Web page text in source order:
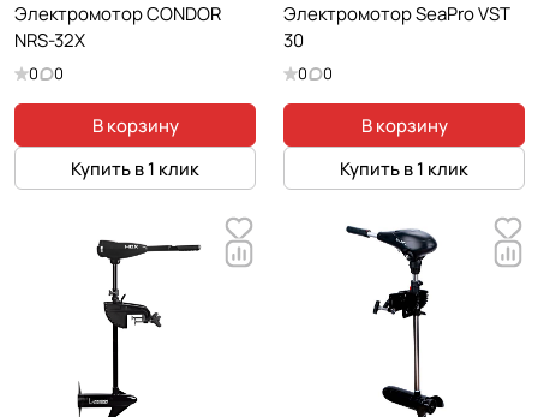
Электромотор CONDOR
NRS-32X
0 0
В корзину
Купить в 1 клик
Электромотор SeaPro VST
30
0 0
В корзину
Купить в 1 клик